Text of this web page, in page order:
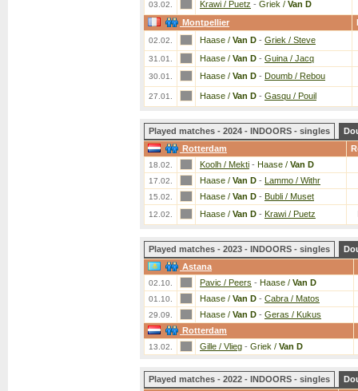
03.02. Krawi / Puetz - Griek / Van D
Montpellier
02.02. Haase / Van D - Griek / Steve
31.01. Haase / Van D - Guina / Jacq
30.01. Haase / Van D - Doumb / Rebou
27.01. Haase / Van D - Gasqu / Pouil
Played matches - 2024 - INDOORS - singles
Rotterdam
18.02. Koolh / Mekti - Haase / Van D
17.02. Haase / Van D - Lammo / Withr
15.02. Haase / Van D - Bubli / Muset
12.02. Haase / Van D - Krawi / Puetz
Played matches - 2023 - INDOORS - singles
Astana
02.10. Pavic / Peers - Haase / Van D
01.10. Haase / Van D - Cabra / Matos
29.09. Haase / Van D - Geras / Kukus
Rotterdam
13.02. Gille / Vlieg - Griek / Van D
Played matches - 2022 - INDOORS - singles